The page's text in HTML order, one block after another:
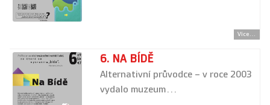
Více...
6. NA BÍDĚ
Alternativní průvodce – v roce 2003
vydalo muzeum…